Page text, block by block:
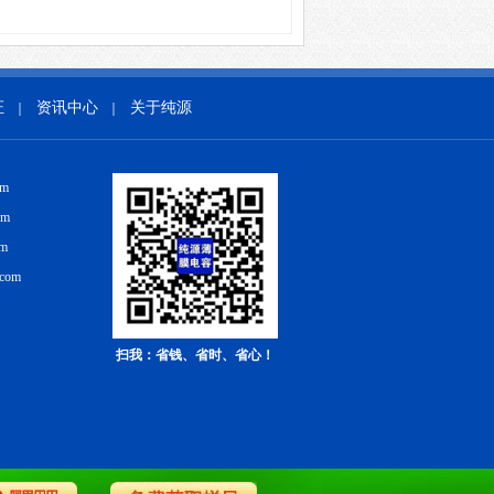
资讯中心 关于纯源
扫我：省钱、省时、省心！